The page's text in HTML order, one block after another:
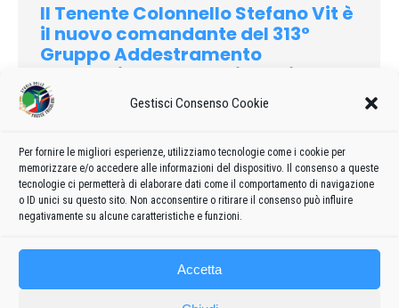
Gestisci Consenso Cookie
Per fornire le migliori esperienze, utilizziamo tecnologie come i cookie per
memorizzare e/o accedere alle informazioni del dispositivo. Il consenso a queste
tecnologie ci permetterà di elaborare dati come il comportamento di navigazione
o ID unici su questo sito. Non acconsentire o ritirare il consenso può influire
negativamente su alcune caratteristiche e funzioni.
Accetta
Il Tenente Colonnello Stefano Vit è
il nuovo comandante del 313°
Gruppo Addestramento
Acrobatico Frecce Tricolori
2021 admin8235 1 Dicembre 2021 1 commento
Ma il tenente colonnello Stefano Vit, nuovo comandante delle
Frecce tricolori, è pronto ad affrontarle impegnandosi «al
massimo e cercando di superare i miei limiti».